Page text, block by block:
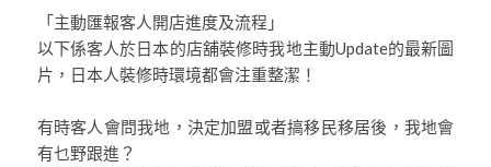
「主動匯報客人開店進度及流程」
以下係客人於日本的店舖裝修時我地主動Update的最新圖
片，日本人裝修時環境都會注重整潔！
有時客人會問我地，決定加盟或者搞移民移居後，我地會
有乜野跟進？